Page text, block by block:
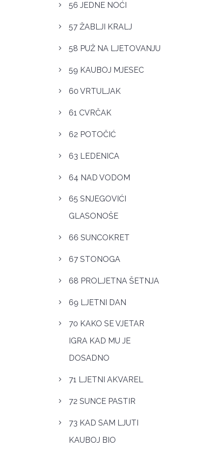
56 JEDNE NOĆI
57 ŽABLJI KRALJ
58 PUŽ NA LJETOVANJU
59 KAUBOJ MJESEC
60 VRTULJAK
61 CVRČAK
62 POTOČIĆ
63 LEDENICA
64 NAD VODOM
65 SNJEGOVIĆI
GLASONOŠE
66 SUNCOKRET
67 STONOGA
68 PROLJETNA ŠETNJA
69 LJETNI DAN
70 KAKO SE VJETAR
IGRA KAD MU JE
DOSADNO
71 LJETNI AKVAREL
72 SUNCE PASTIR
73 KAD SAM LJUTI
KAUBOJ BIO